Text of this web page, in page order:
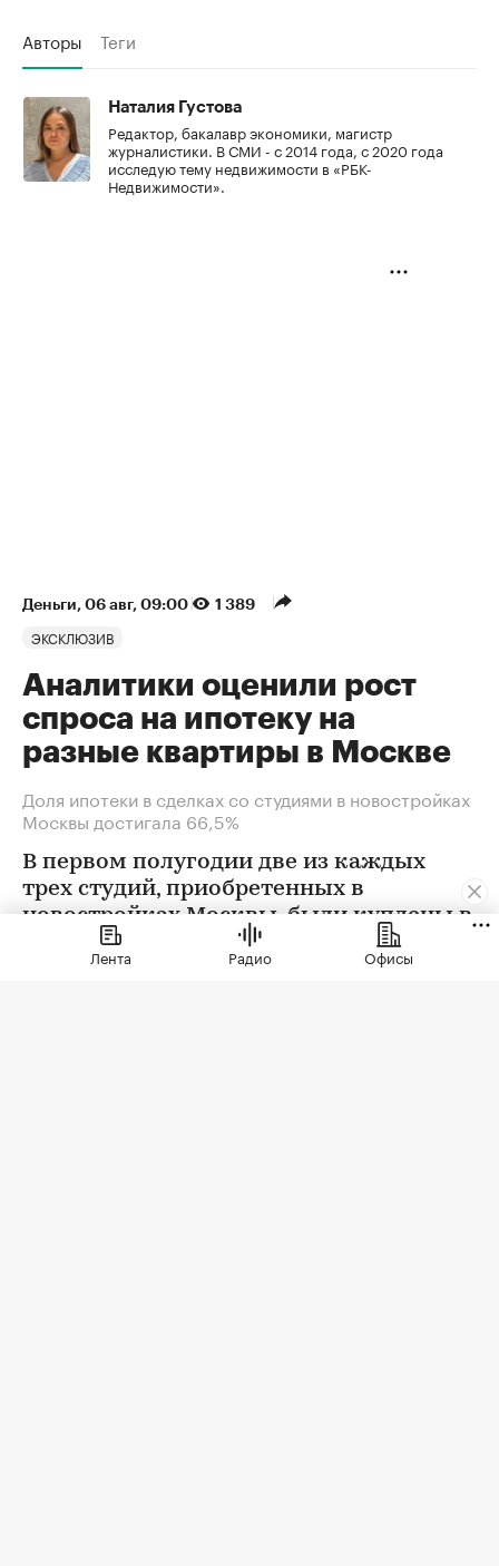
Авторы Теги
Наталия Густова
Редактор, бакалавр экономики, магистр
журналистики. В СМИ - с 2014 года, с 2020 года
исследую тему недвижимости в «РБК-
Недвижимости».
Деньги⁠, 06 авг, 09:00 1 389
ЭКСКЛЮЗИВ
Аналитики оценили рост
спроса на ипотеку на
разные квартиры в Москве
Доля ипотеки в сделках со студиями в новостройках
Москвы достигала 66,5%
В первом полугодии две из каждых
трех студий, приобретенных в
новостройках Москвы, были куплены в
ипотеку. В сегменте трешек ипотечных
сделок менее половины, а среди
Лента Радио Офисы